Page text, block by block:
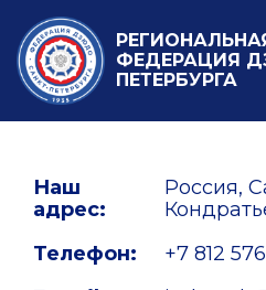
ФЕДЕРАЦИЯ
ПЕТЕРБУРГА
Наш
адрес:
Телефон:
Россия,
+7 812